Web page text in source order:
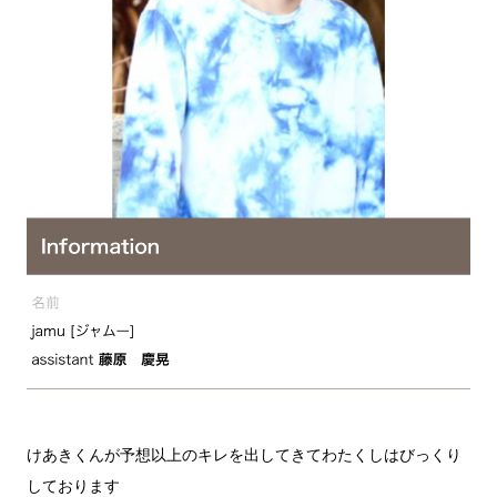
けあきくんが予想以上のキレを出してきてわたくしはびっくり
しております